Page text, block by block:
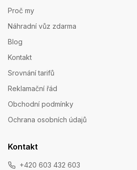
Proč my
Náhradní vůz zdarma
Blog
Kontakt
Srovnání tarifů
Reklamační řád
Obchodní podmínky
Ochrana osobních údajů
Kontakt
+420 603 432 603